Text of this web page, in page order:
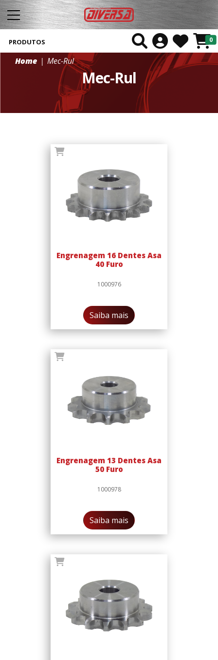
0
PRODUTOS
Home Mec-Rul
Mec-Rul
Engrenagem 16 Dentes Asa
40 Furo
1000976
Saiba mais
Engrenagem 13 Dentes Asa
50 Furo
1000978
Saiba mais